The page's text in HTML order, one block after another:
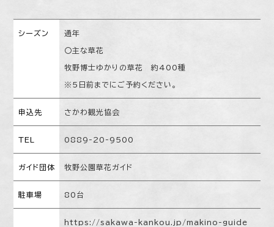
シーズン 通年
〇主な草花
牧野博士ゆかりの草花 約400種
※５日前までにご予約ください。
申込先 さかわ観光協会
TEL 0889-20-9500
ガイド団体 牧野公園草花ガイド
駐車場 80台
https://sakawa-kankou.jp/makino-guide